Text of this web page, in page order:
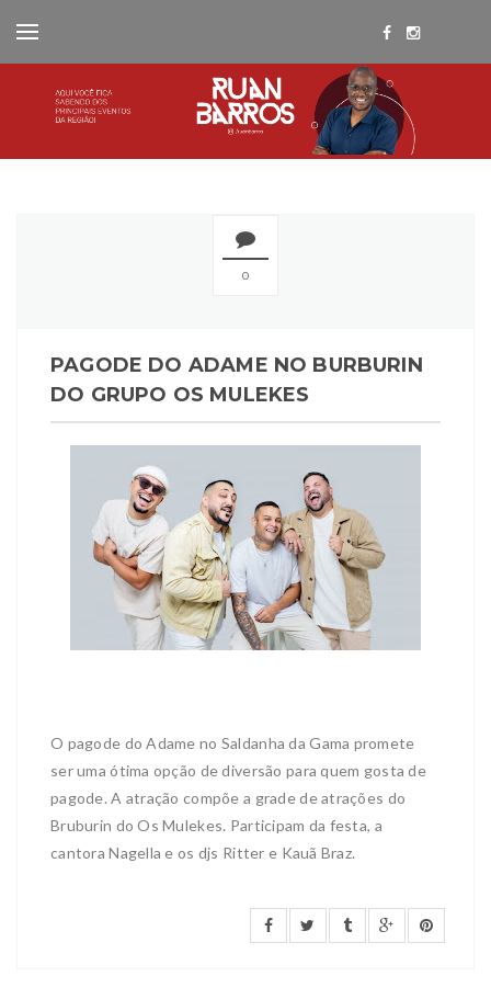
0
PAGODE DO ADAME NO BURBURIN
DO GRUPO OS MULEKES
O pagode do Adame no Saldanha da Gama promete
ser uma ótima opção de diversão para quem gosta de
pagode. A atração compõe a grade de atrações do
Bruburin do Os Mulekes. Participam da festa, a
cantora Nagella e os djs Ritter e Kauã Braz.